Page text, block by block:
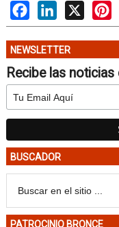
FacebookLinkedIn
X
NEWSLETTER
Recibe las
BUSCADOR
PATROCINIO BRONCE